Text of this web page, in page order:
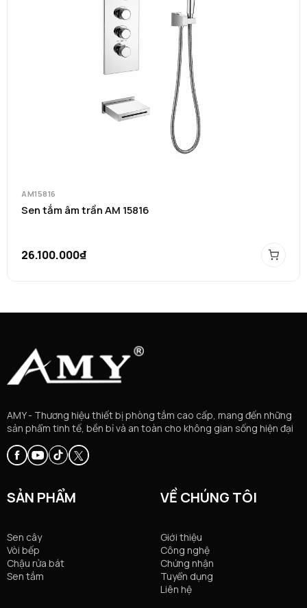
AM15816
Sen tắm âm trần AM 15816
26.100.000₫
AMY - Thương hiệu thiết bị phòng tắm cao cấp, mang đến những
sản phẩm tinh tế, bền bỉ và an toàn cho không gian sống hiện đại
SẢN PHẨM
Sen cây
Vòi bếp
Chậu rửa bát
Sen tắm
VỀ CHÚNG TÔI
Giới thiệu
Công nghệ
Chứng nhận
Tuyển dụng
Liên hệ